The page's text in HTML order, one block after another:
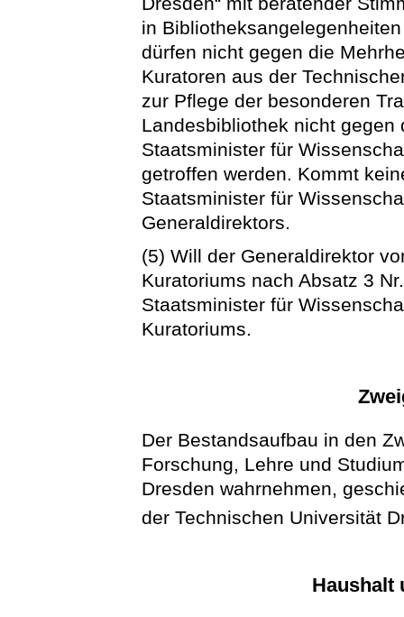
in
dürfen nicht gegen die
Kuratoren aus der
zur Pflege der besonderen
Landesbibliothek nicht
Staatsminister für
getroffen werden. Kommt
Staatsminister für
Generaldirektors.
(5) Will der Generaldirektor
Kuratoriums nach Absatz 3
Staatsminister für
Kuratoriums.
Der Bestandsaufbau in den
Forschung, Lehre und
Dresden wahrnehmen,
der Technischen Universität
Haushalt